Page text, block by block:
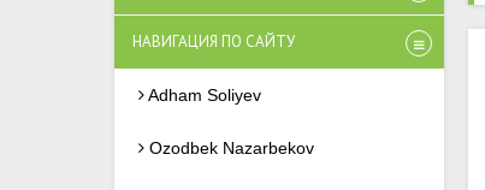
НАВИГАЦИЯ ПО САЙТУ
Adham Soliyev
Ozodbek Nazarbekov